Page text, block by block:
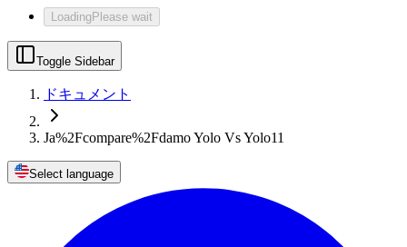
LoadingPlease wait
Toggle Sidebar
ドキュメント
Ja%2Fcompare%2Fdamo Yolo Vs Yolo11
Select language